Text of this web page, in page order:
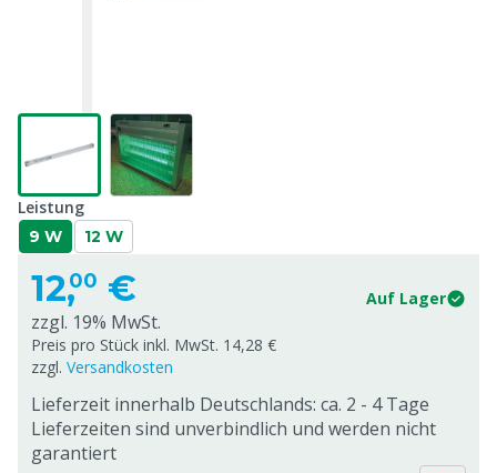
Leistung
9 W 12 W
12,00 € Auf Lager
zzgl. 19% MwSt.
Preis pro Stück inkl. MwSt. 14,28 €
zzgl. Versandkosten
Lieferzeit innerhalb Deutschlands: ca. 2 - 4 Tage
Lieferzeiten sind unverbindlich und werden nicht
garantiert